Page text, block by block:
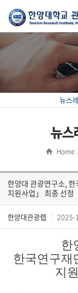
뉴스
뉴스
Home
한양대 관광연구소,
지원사업」 최종 선정
한양대관광랩 2025-
한
한국연구재
지